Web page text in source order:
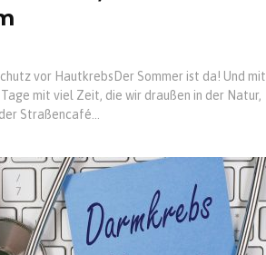
vor HautkrebsDer Sommer ist da! Und mit
Tage mit viel Zeit, die wir draußen in der Natur,
Straßencafé...